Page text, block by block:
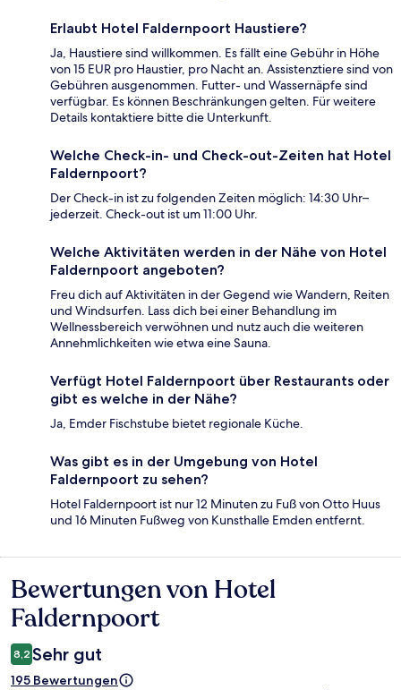
Erlaubt Hotel Faldernpoort Haustiere?
Ja, Haustiere sind willkommen. Es fällt eine Gebühr in Höhe
von 15 EUR pro Haustier, pro Nacht an. Assistenztiere sind von
Gebühren ausgenommen. Futter- und Wassernäpfe sind
verfügbar. Es können Beschränkungen gelten. Für weitere
Details kontaktiere bitte die Unterkunft.
Welche Check-in- und Check-out-Zeiten hat Hotel
Faldernpoort?
Der Check-in ist zu folgenden Zeiten möglich: 14:30 Uhr–
jederzeit. Check-out ist um 11:00 Uhr.
Welche Aktivitäten werden in der Nähe von Hotel
Faldernpoort angeboten?
Freu dich auf Aktivitäten in der Gegend wie Wandern, Reiten
und Windsurfen. Lass dich bei einer Behandlung im
Wellnessbereich verwöhnen und nutz auch die weiteren
Annehmlichkeiten wie etwa eine Sauna.
Verfügt Hotel Faldernpoort über Restaurants oder
gibt es welche in der Nähe?
Ja, Emder Fischstube bietet regionale Küche.
Was gibt es in der Umgebung von Hotel
Faldernpoort zu sehen?
Hotel Faldernpoort ist nur 12 Minuten zu Fuß von Otto Huus
und 16 Minuten Fußweg von Kunsthalle Emden entfernt.
Bewertungen
Bewertungen von Hotel
Faldernpoort
8,2 Sehr gut
195 Bewertungen